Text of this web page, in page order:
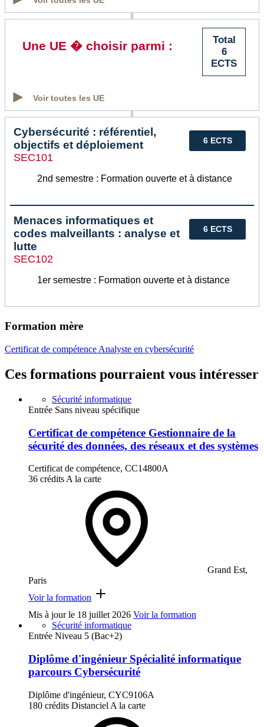
Total
6
ECTS
Une UE � choisir parmi :
Voir toutes les UE
6 ECTS
Cybersécurité : référentiel,
objectifs et déploiement
SEC101
2nd semestre : Formation ouverte et à distance
6 ECTS
Menaces informatiques et
codes malveillants : analyse et
lutte
SEC102
1er semestre : Formation ouverte et à distance
Formation mère
Certificat de compétence Analyste en cybersécurité
Ces formations pourraient vous intéresser
Sécurité informatique
Entrée Sans niveau spécifique
Certificat de compétence Gestionnaire de la
sécurité des données, des réseaux et des systèmes
Certificat de compétence, CC14800A
36 crédits A la carte
Grand Est,
Paris
Voir la formation
Mis à jour le 18 juillet 2026 Voir la formation
Sécurité informatique
Entrée Niveau 5 (Bac+2)
Diplôme d'ingénieur Spécialité informatique
parcours Cybersécurité
Diplôme d'ingénieur, CYC9106A
180 crédits Distanciel A la carte